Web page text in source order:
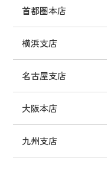
首都圏本店
横浜支店
名古屋支店
大阪本店
九州支店